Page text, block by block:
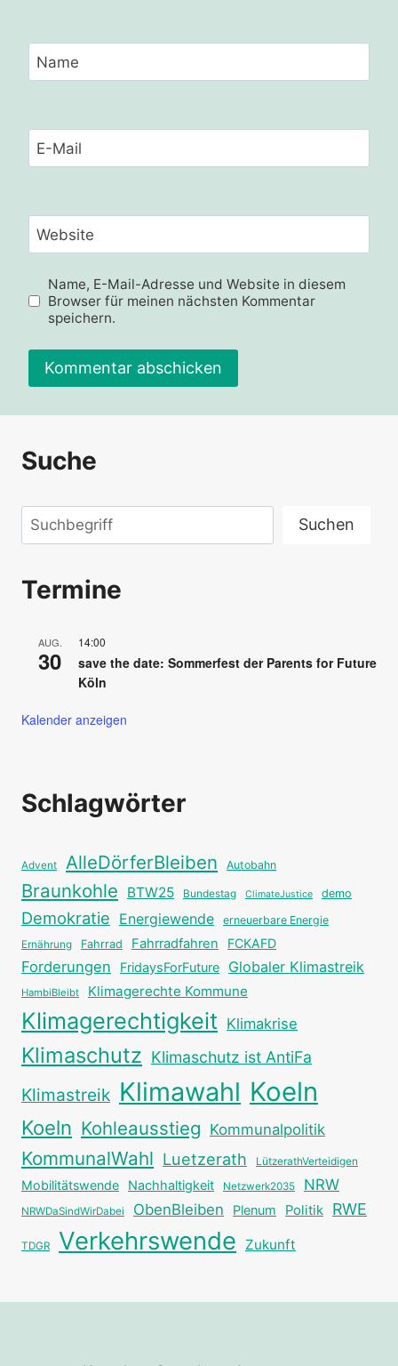
Name
E-Mail
Website
Name, E-Mail-Adresse und Website in diesem
Browser für meinen nächsten Kommentar
speichern.
Alternative:
Suche
Suchen Suchen
Termine
AUG.
30
14:00
save the date: Sommerfest der Parents for Future
Köln
Kalender anzeigen
Schlagwörter
Advent AlleDörferBleiben Autobahn
Braunkohle BTW25 Bundestag ClimateJustice demo
Demokratie Energiewende erneuerbare Energie
Ernährung Fahrrad Fahrradfahren FCKAFD
Forderungen FridaysForFuture Globaler Klimastreik
HambiBleibt Klimagerechte Kommune
Klimagerechtigkeit Klimakrise
Klimaschutz Klimaschutz ist AntiFa
Klimastreik Klimawahl Koeln
Koeln Kohleausstieg Kommunalpolitik
KommunalWahl Luetzerath LützerathVerteidigen
Mobilitätswende Nachhaltigkeit Netzwerk2035 NRW
NRWDaSindWirDabei ObenBleiben Plenum Politik RWE
TDGR Verkehrswende Zukunft